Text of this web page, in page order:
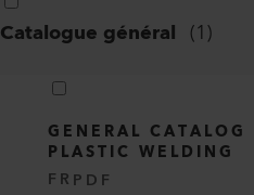
Catalogue général (1)
GENERAL CATALOG
PLASTIC WELDING
FR PDF